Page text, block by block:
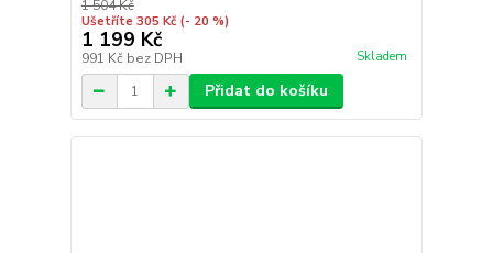
1 504 Kč
Ušetříte 305 Kč (- 20 %)
1 199 Kč
991 Kč bez DPH Skladem
Přidat do košíku